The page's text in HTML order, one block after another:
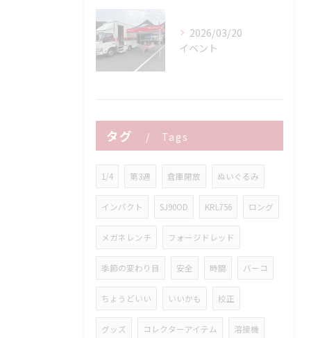
2026/03/20
イベント
タグ Tags
1/4 第3週 倉庫開放 ぬいぐるみ
インパクト SJ90OD KRL756 ロング
メガネレンチ フォージドレッド
季節の変わり目 安全 時間 バーコ
ちょうどいい いいかも 校正
グッズ コレクターアイテム 溶接機